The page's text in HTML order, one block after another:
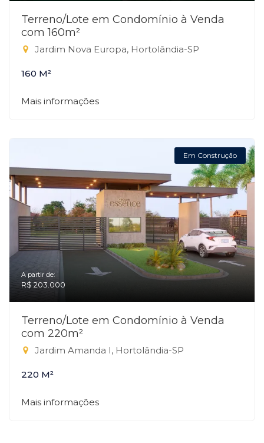
Terreno/Lote em Condomínio à Venda
com 160m²
Jardim Nova Europa, Hortolândia-SP
160 M²
Mais informações
Em Construção
A partir de:
R$ 203.000
Terreno/Lote em Condomínio à Venda
com 220m²
Jardim Amanda I, Hortolândia-SP
220 M²
Mais informações